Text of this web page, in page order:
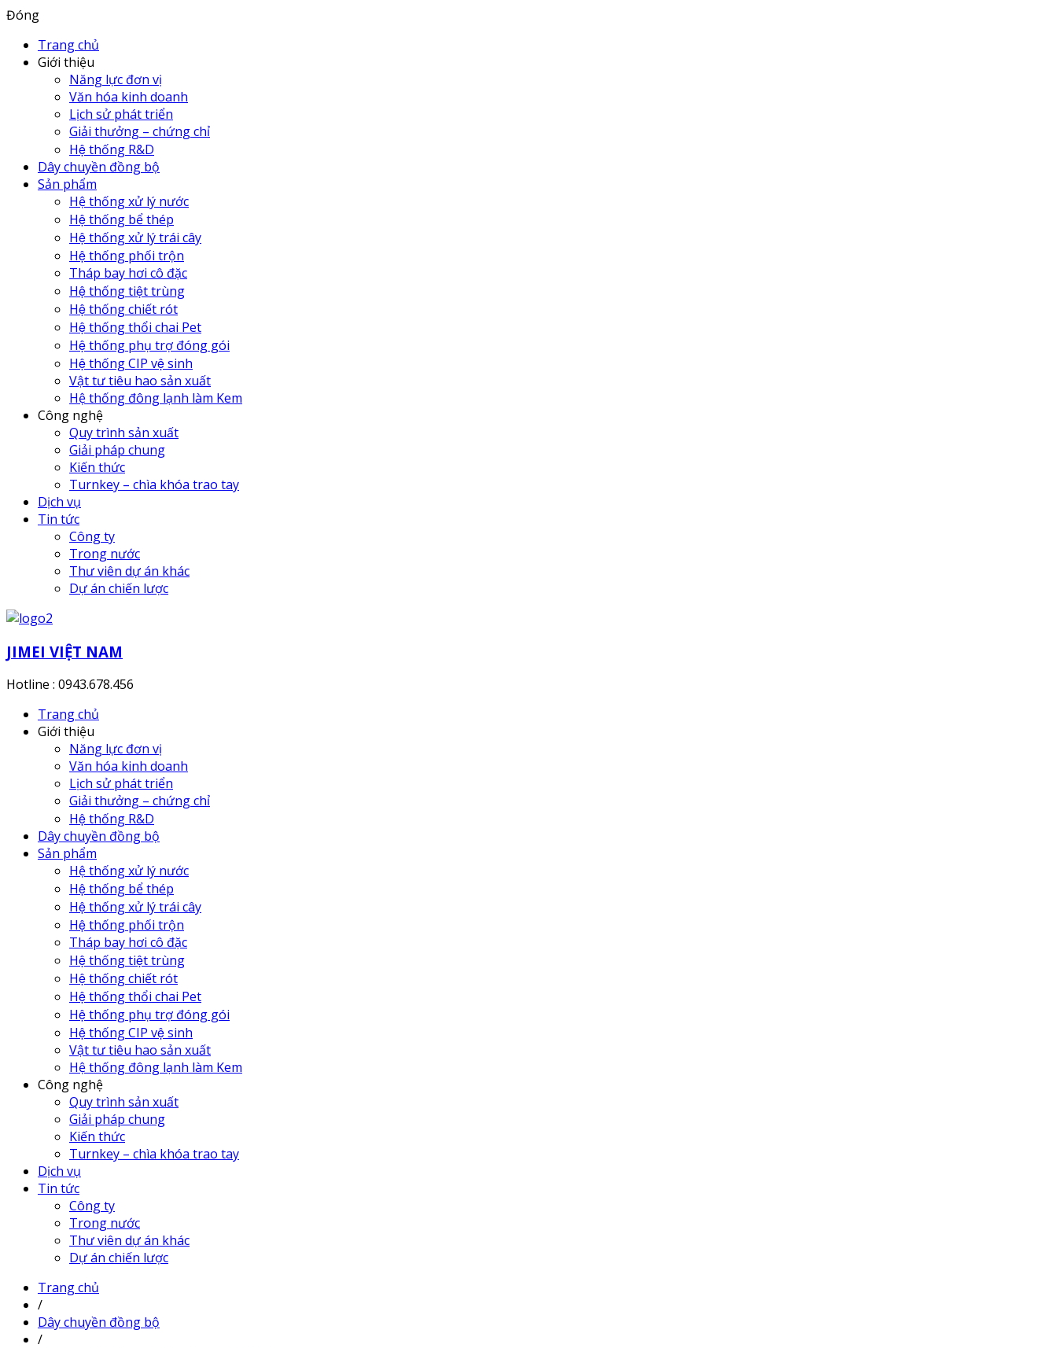
Đóng
Trang chủ
Giới thiệu
Năng lực đơn vị
Văn hóa kinh doanh
Lịch sử phát triển
Giải thưởng – chứng chỉ
Hệ thống R&D
Dây chuyền đồng bộ
Sản phẩm
Hệ thống xử lý nước
Hệ thống bể thép
Hệ thống xử lý trái cây
Hệ thống phối trộn
Tháp bay hơi cô đặc
Hệ thống tiệt trùng
Hệ thống chiết rót
Hệ thống thổi chai Pet
Hệ thống phụ trợ đóng gói
Hệ thống CIP vệ sinh
Vật tư tiêu hao sản xuất
Hệ thống đông lạnh làm Kem
Công nghệ
Quy trình sản xuất
Giải pháp chung
Kiến thức
Turnkey – chìa khóa trao tay
Dịch vụ
Tin tức
Công ty
Trong nước
Thư viên dự án khác
Dự án chiến lược
JIMEI VIỆT NAM
Hotline : 0943.678.456
Trang chủ
Giới thiệu
Năng lực đơn vị
Văn hóa kinh doanh
Lịch sử phát triển
Giải thưởng – chứng chỉ
Hệ thống R&D
Dây chuyền đồng bộ
Sản phẩm
Hệ thống xử lý nước
Hệ thống bể thép
Hệ thống xử lý trái cây
Hệ thống phối trộn
Tháp bay hơi cô đặc
Hệ thống tiệt trùng
Hệ thống chiết rót
Hệ thống thổi chai Pet
Hệ thống phụ trợ đóng gói
Hệ thống CIP vệ sinh
Vật tư tiêu hao sản xuất
Hệ thống đông lạnh làm Kem
Công nghệ
Quy trình sản xuất
Giải pháp chung
Kiến thức
Turnkey – chìa khóa trao tay
Dịch vụ
Tin tức
Công ty
Trong nước
Thư viên dự án khác
Dự án chiến lược
Trang chủ
/
Dây chuyền đồng bộ
/